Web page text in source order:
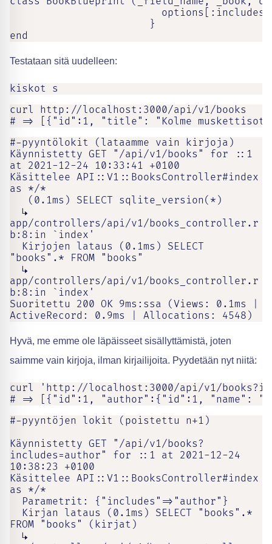
                       }
end
Testataan sitä uudelleen:
kiskot s
curl http://localhost:3000/api/v1/books
# => [{"id":1, "title": "Kolme
#-pyyntölokit (lataamme vain kirjoja)
Käynnistetty GET "/api/v1/books" for ::1
at 2021-12-24 10:33:41 +0100
Käsittelee API::V1::BooksController#index
as */*
app/controllers/api/v1/books_controller.r
b:8:in `index'
"books".* FROM "books"
app/controllers/api/v1/books_controller.r
b:8:in `index'
Suoritettu 200 OK 9ms:ssa (Views: 0.1ms |
ActiveRecord: 0.9ms | Allocations: 4548)
Hyvä, me emme ole läpäisseet sisällyttämistä, joten
saimme vain kirjoja, ilman kirjailijoita. Pyydetään nyt niitä:
curl 'http://localhost:3000/api/v1/
# => [{"id":1, "author":{"id":1, "name":
#-pyyntöjen lokit (poistettu n+1)
Käynnistetty GET "/api/v1/books?
includes=author" for ::1 at 2021-12-24
10:38:23 +0100
Käsittelee API::V1::BooksController#index
as */*
FROM "books" (kirjat)